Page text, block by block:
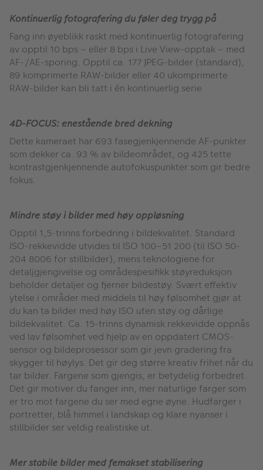
Kontinuerlig fotografering du føler deg trygg på
Fang inn øyeblikk raskt med kontinuerlig fotografering
av opptil 10 bps – eller 8 bps i Live View-opptak – med
AF-/AE-sporing. Opptil ca. 177 JPEG-bilder (standard),
89 komprimerte RAW-bilder eller 40 ukomprimerte
RAW-bilder kan bli tatt i én kontinuerlig serie
4D-FOCUS: enestående bred dekning
Dette kameraet har 693 fasegjenkjennende AF-punkter
som dekker ca. 93 % av bildeområdet, og 425 tette
kontrastgjenkjennende autofokuspunkter som gir bedre
fokus.
Mindre støy i bilder med høy oppløsning
Opptil 1,5-trinns forbedring i bildekvalitet. Standard
ISO-rekkevidde utvides til ISO 100–51 200 (til ISO 50-
204 8006 for stillbilder), mens teknologiene for
detaljgjengivelse og områdespesifikk støyreduksjon
beholder detaljer og fjerner bildestøy. Svært effektiv
ytelse i områder med middels til høy følsomhet gjør at
du kan ta bilder med høy ISO uten støy og dårlige
bildekvalitet. Ca. 15-trinns dynamisk rekkevidde oppnås
ved lav følsomhet ved hjelp av en oppdatert CMOS-
sensor og bildeprosessor som gir jevn gradering fra
skygger til høylys. Det gir deg større kreativ frihet når du
tar bilder. Fargene som gjengis, er betydelig forbedret.
Det gir motiver du fanger inn, mer naturlige farger som
er tro mot fargene du ser med egne øyne. Hudfarger i
portretter, blå himmel i landskap og klare nyanser i
stillbilder ser veldig realistiske ut.
Mer stabile bilder med femakset stabilisering